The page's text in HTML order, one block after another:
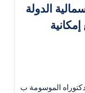
الدولة
الموسومة ب